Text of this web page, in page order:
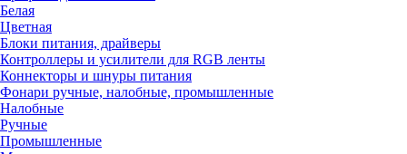
Белая
Цветная
Блоки питания, драйверы
Контроллеры и усилители для RGB ленты
Коннекторы и шнуры питания
Фонари ручные, налобные, промышленные
Налобные
Ручные
Промышленные